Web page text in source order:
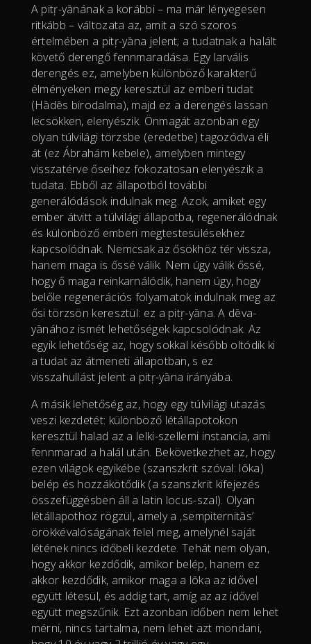
A pitŗ-yānának a korábbi – ma már lényegesen
ritkább – változata az, amit a szó szoros
értelmében a pitŗ-yāna jelent; a tudatnak a halált
követő derengő fennmaradása. Egy larvális
derengés ez, amelyben különböző karakterű
élményeken megy keresztül az emberi tudat
(Hādēs birodalma), majd ez a derengés lassan
lecsökken, elenyészik. Önmagát azonban egy
olyan túlvilági törzsbe (eredetbe) tagozódva éli
át (ez Ábrahám kebele), amelyben mintegy
visszatérve őseihez fokozatosan elenyészik a
tudata. Ebből az állapotból további
generálódások indulnak meg. Azok, amiket egy
ember átvitt a túlvilági állapotba, regenerálódnak
és különböző emberi megtestesülésekhez
kapcsolódnak. Nemcsak az ősökhöz tér vissza,
hanem maga is őssé válik. Nem úgy válik őssé,
hogy ő maga reinkarnálódik, hanem úgy, hogy
belőle regenerációs folyamatok indulnak meg az
ősi törzsön keresztül: ez a pitŗ-yāna. A dēva-
yānához ismét lehetőségek kapcsolódnak. Az
egyik lehetőség az, hogy sokkal később oltódik ki
a tudat az átmeneti állapotban, s ez
visszahullást jelent a pitŗ-yāna irányába.
A másik lehetőség az, hogy egy túlvilági utazás
veszi kezdetét: különböző létállapotokon
keresztül halad az a lelki-szellemi instancia, ami
fennmarad a halál után. Bekövetkezhet az, hogy
ezen világok egyikébe (szanszkrit szóval: lōka)
belép és hozzákötődik (a szanszkrit kifejezés
összefüggésben áll a latin locus-szal). Olyan
létállapothoz rögzül, amely a ‚sempiternitās’
örökkévalóságának felel meg, amelynél saját
létének nincs időbeli kezdete. Tehát nem olyan,
hogy akkor kezdődik, amikor belép, hanem ez
akkor kezdődik, amikor maga a lōka az idővel
együtt létesül, és addig tart, amíg az az idővel
együtt megszűnik. Ezt azonban időben nem lehet
mérni, nincs tartalma, nem lehet azt mondani,